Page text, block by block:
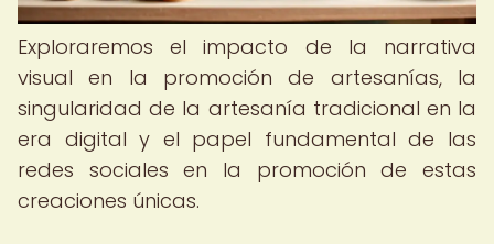
Exploraremos el impacto de la narrativa
visual en la promoción de artesanías, la
singularidad de la artesanía tradicional en la
era digital y el papel fundamental de las
redes sociales en la promoción de estas
creaciones únicas.